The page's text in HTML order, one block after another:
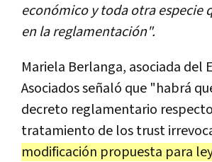
económico y toda otra especie
en la reglamentación".
Mariela Berlanga, asociada del
Asociados señaló que "habrá
decreto reglamentario
tratamiento de los trust
modificación propuesta para